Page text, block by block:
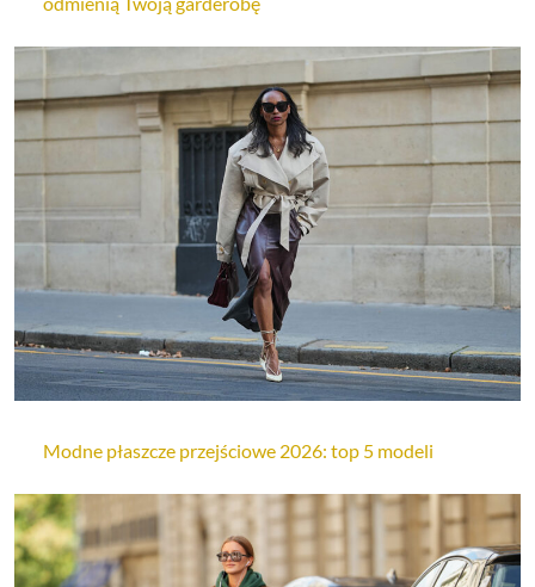
Modne płaszcze przejściowe 2026: top 5 modeli